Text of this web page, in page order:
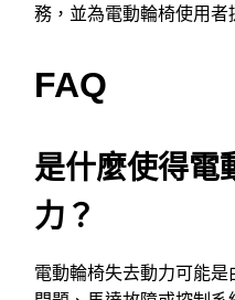
務，並為電動輪椅使用者
FAQ
是什麼使得電
力？
電動輪椅失去動力可能